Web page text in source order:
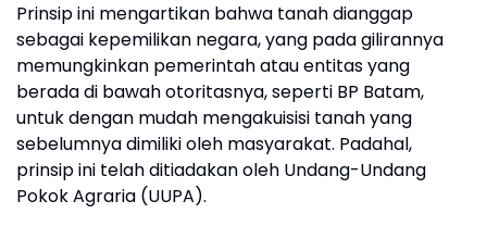
Prinsip ini mengartikan bahwa tanah dianggap
sebagai kepemilikan negara, yang pada gilirannya
memungkinkan pemerintah atau entitas yang
berada di bawah otoritasnya, seperti BP Batam,
untuk dengan mudah mengakuisisi tanah yang
sebelumnya dimiliki oleh masyarakat. Padahal,
prinsip ini telah ditiadakan oleh Undang-Undang
Pokok Agraria (UUPA).